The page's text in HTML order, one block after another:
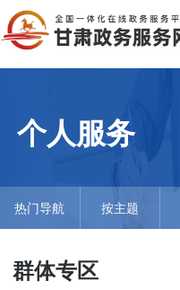
个人服务
热门导航 按主题
群体专区